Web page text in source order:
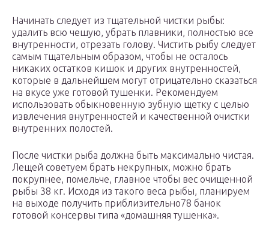
Начинать следует из тщательной чистки рыбы:
удалить всю чешую, убрать плавники, полностью все
внутренности, отрезать голову. Чистить рыбу следует
самым тщательным образом, чтобы не осталось
никаких остатков кишок и других внутренностей,
которые в дальнейшем могут отрицательно сказаться
на вкусе уже готовой тушенки. Рекомендуем
использовать обыкновенную зубную щетку с целью
извлечения внутренностей и качественной очистки
внутренних полостей.
После чистки рыба должна быть максимально чистая.
Лещей советуем брать некрупных, можно брать
покрупнее, помельче, главное чтобы вес очищенной
рыбы 38 кг. Исходя из такого веса рыбы, планируем
на выходе получить приблизительно78 банок
готовой консервы типа «домашняя тушенка».